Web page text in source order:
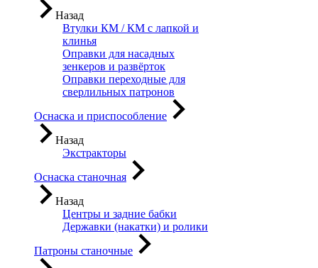
Назад
Втулки КМ / КМ с лапкой и
клинья
Оправки для насадных
зенкеров и развёрток
Оправки переходные для
сверлильных патронов
Оснаска и приспособление
Назад
Экстракторы
Оснаска станочная
Назад
Центры и задние бабки
Державки (накатки) и ролики
Патроны станочные